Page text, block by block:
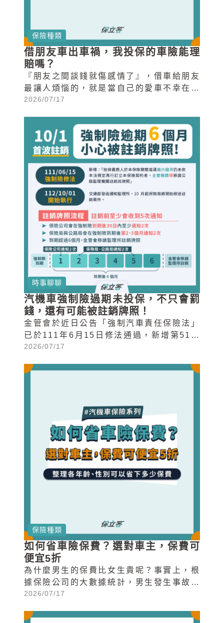
保險種類
借朋友車出車禍，我投保的車險能理
賠嗎？
『朋友之間談錢就傷感情了』，借車給朋友
最讓人煩惱的，就是當自己的愛車不幸在借
給朋友時發生事故，甚至造成他人損失時，
2026/07/17
時事聊聊
汽機車強制險過期未投保，不只會罰
錢，還有可能被註銷牌照！
金管會於近日公告「強制汽車責任保險法」
已於111年6月15日修法通過，新增第51條
之1：「投保義務人於本保險期間屆滿逾六
者，主管機關(金融監督管理委員會)得移請
2026/07/17
保險種類
如何省車險保費？選對車主，保費可
便宜5折
為什麼男生的保費比女生貴呢？事實上，根
據保險公司的大數據統計，男生發生事故的
比例比女生還高，因此男性投保車險的保費
我們可以從個險種的計算係數來看。
2026/07/17